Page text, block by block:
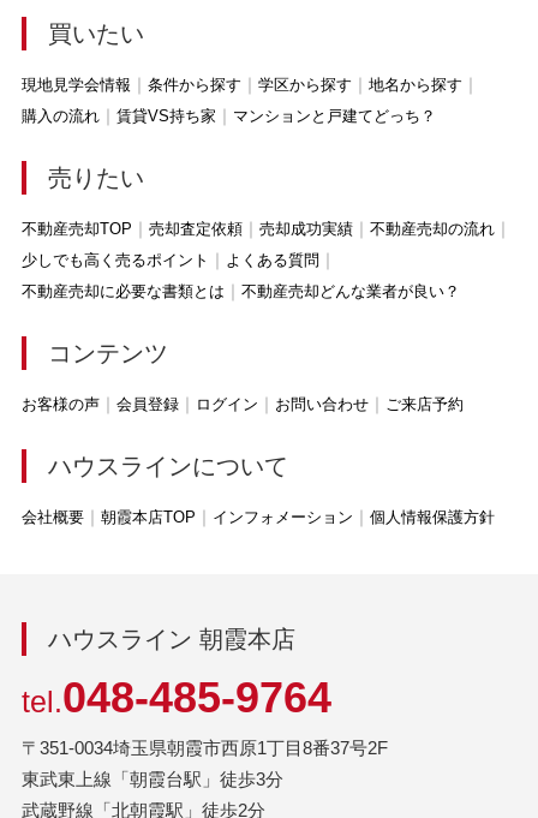
買いたい
現地見学会情報 条件から探す 学区から探す
地名から探す
購入の流れ
賃貸VS持ち家 マンションと戸建てどっち？
売りたい
不動産売却TOP 売却査定依頼 売却成功実績
不動産売却の流れ
少しでも高く売るポイント
よくある質問
不動産売却に必要な書類とは
不動産売却どんな業者が良い？
コンテンツ
お客様の声 会員登録 ログイン お問い合わせ ご来店予約
ハウスラインについて
会社概要 朝霞本店TOP インフォメーション 個人情報保護方針
ハウスライン 朝霞本店
tel.048-485-9764
〒351-0034埼玉県朝霞市西原1丁目8番37号2F
東武東上線「朝霞台駅」徒歩3分
武蔵野線「北朝霞駅」徒歩2分